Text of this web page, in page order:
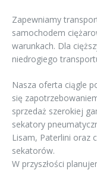
Zapewniamy
samochodem
warunkach. Dla
niedrogiego
Nasza oferta ciągle
się
sprzedaż szerokiej
sekatory
Lisam, Paterlini oraz
sekatorów.
W przyszłości